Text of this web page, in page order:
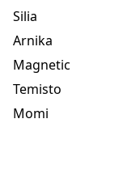
Silia
Arnika
Magnetic
Temisto
Momi